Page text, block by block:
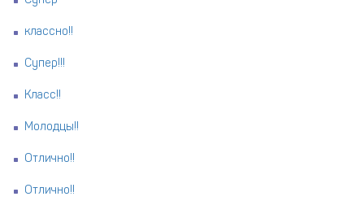
классно!!
Супер!!!
Класс!!
Молодцы!!
Отлично!!
Отлично!!